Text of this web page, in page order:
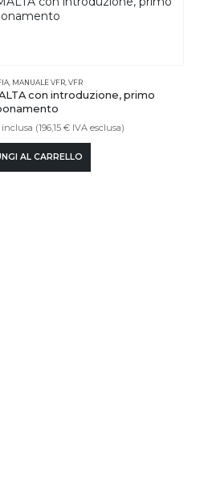
MANUALE VFR VFR
con introduzione, primo
inclusa (196,15 €IVA esclusa)
AL CARRELLO